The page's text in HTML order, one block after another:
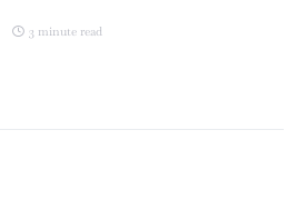
3 minute read